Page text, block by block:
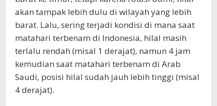
akan tampak lebih dulu di wilayah yang lebih
barat. Lalu, sering terjadi kondisi di mana saat
matahari terbenam di Indonesia, hilal masih
terlalu rendah (misal 1 derajat), namun 4 jam
kemudian saat matahari terbenam di Arab
Saudi, posisi hilal sudah jauh lebih tinggi (misal
4 derajat).